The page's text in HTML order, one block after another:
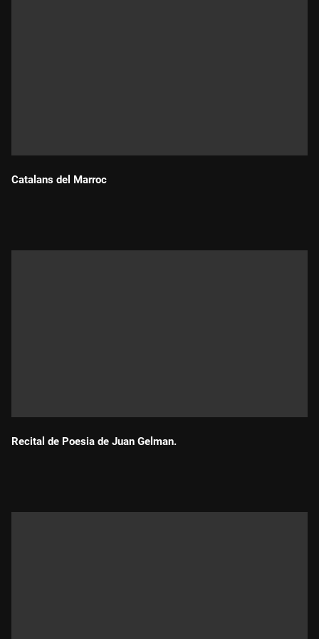
Catalans del Marroc
Recital de Poesia de Juan Gelman.